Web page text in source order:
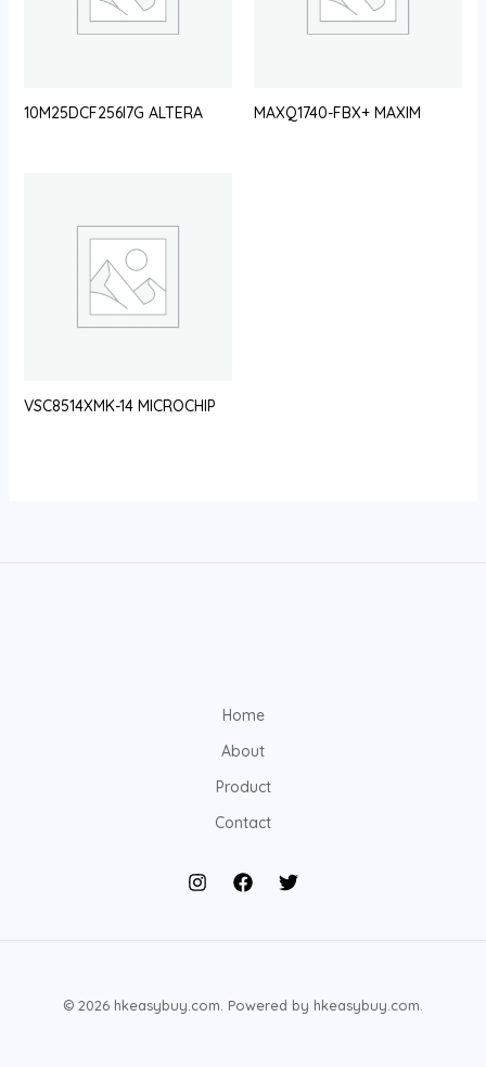
10M25DCF256I7G ALTERA MAXQ1740-FBX+ MAXIM
VSC8514XMK-14 MICROCHIP
Home
About
Product
Contact
© 2026 hkeasybuy.com. Powered by hkeasybuy.com.